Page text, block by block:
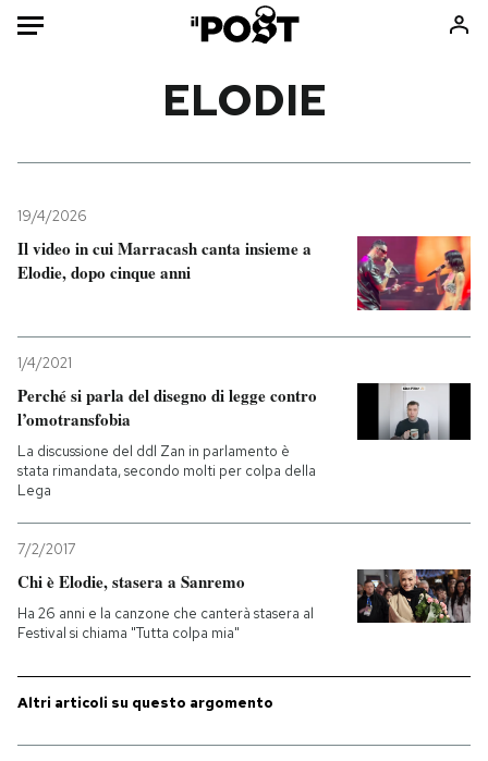
Mondo
Politica
Tecnologia
Scienza
Cultura
Economia
Consumismi
Ok Boomer!
Media
Altrecose
Mondiali calcio 2026
NEWSLETTER
I MIEI PREFERITI
SHOP
ELODIE
19/4/2026
Il video in cui Marracash canta insieme a
Elodie, dopo cinque anni
1/4/2021
Perché si parla del disegno di legge contro
l’omotransfobia
La discussione del ddl Zan in parlamento è
stata rimandata, secondo molti per colpa della
Lega
7/2/2017
Chi è Elodie, stasera a Sanremo
Ha 26 anni e la canzone che canterà stasera al
Festival si chiama "Tutta colpa mia"
Altri articoli su questo argomento